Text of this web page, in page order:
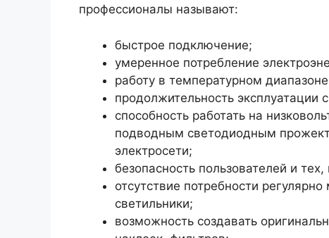
профессионалы называют:
быстрое подключение;
умеренное потребление
работу в температурном
продолжительность эксплуатации
способность работать на
подводным светодиодным
электросети;
безопасность пользователей и
отсутствие потребности
светильники;
возможность создавать